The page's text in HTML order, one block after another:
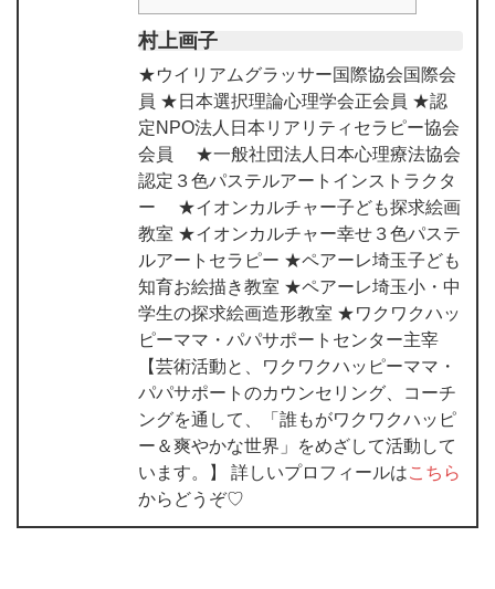
村上画子
★ウイリアムグラッサー国際協会国際会
員 ★日本選択理論心理学会正会員 ★認
定NPO法人日本リアリティセラピー協会
会員 ★一般社団法人日本心理療法協会
認定３色パステルアートインストラクタ
ー ★イオンカルチャー子ども探求絵画
教室 ★イオンカルチャー幸せ３色パステ
ルアートセラピー ★ペアーレ埼玉子ども
知育お絵描き教室 ★ペアーレ埼玉小・中
学生の探求絵画造形教室 ★ワクワクハッ
ピーママ・パパサポートセンター主宰
【芸術活動と、ワクワクハッピーママ・
パパサポートのカウンセリング、コーチ
ングを通して、「誰もがワクワクハッピ
ー＆爽やかな世界」をめざして活動して
います。】 詳しいプロフィールはこちら
からどうぞ♡